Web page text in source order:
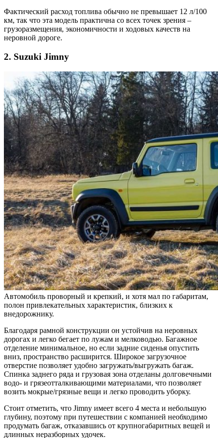
Фактический расход топлива обычно не превышает 12 л/100
км, так что эта модель практична со всех точек зрения –
грузоразмещения, экономичности и ходовых качеств на
неровной дороге.
2. Suzuki Jimny
Автомобиль проворный и крепкий, и хотя мал по габаритам,
полон привлекательных характеристик, близких к
внедорожнику.
Благодаря рамной конструкции он устойчив на неровных
дорогах и легко бегает по лужам и мелководью. Багажное
отделение минимальное, но если задние сиденья опустить
вниз, пространство расширится. Широкое загрузочное
отверстие позволяет удобно загружать/выгружать багаж.
Спинка заднего ряда и грузовая зона отделаны долговечными
водо- и грязеотталкивающими материалами, что позволяет
возить мокрые/грязные вещи и легко проводить уборку.
Стоит отметить, что Jimny имеет всего 4 места и небольшую
глубину, поэтому при путешествии с компанией необходимо
продумать багаж, отказавшись от крупногабаритных вещей и
длинных неразборных удочек.